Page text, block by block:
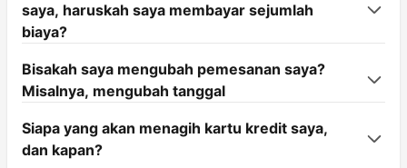
saya, haruskah saya membayar sejumlah
biaya?
Bisakah saya mengubah pemesanan saya?
Misalnya, mengubah tanggal
Siapa yang akan menagih kartu kredit saya,
dan kapan?